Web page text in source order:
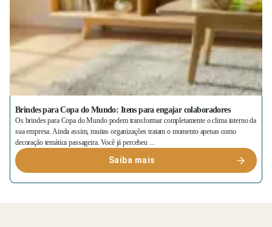
Brindes para Copa do Mundo: Itens para engajar colaboradores
Os brindes para Copa do Mundo podem transformar completamente o clima interno da
sua empresa. Ainda assim, muitas organizações tratam o momento apenas como
decoração temática passageira. Você já percebeu ...
Saiba mais